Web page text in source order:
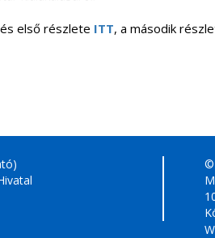
első részlete ITT, a második
©